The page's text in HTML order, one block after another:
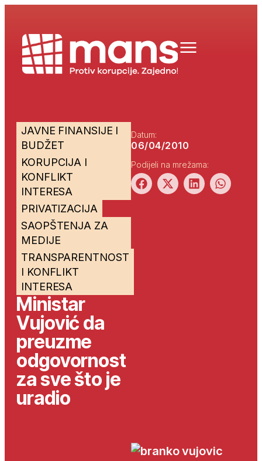
JAVNE FINANSIJE I
BUDŽET
KORUPCIJA I
KONFLIKT
INTERESA
PRIVATIZACIJA
SAOPŠTENJA ZA
MEDIJE
TRANSPARENTNOST
I KONFLIKT
INTERESA
Ministar
Vujović da
preuzme
odgovornost
za sve što je
uradio
Datum:
06/04/2010
Podijeli na mrežama: